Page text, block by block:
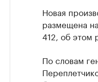
Новая
размещена
412, об этом
По словам